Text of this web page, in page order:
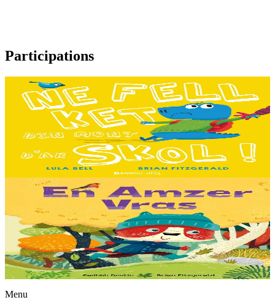
Participations
3 ans et plus
I don't want to go to school!
C'est le premier jour d'école des Souris et des Dinosaures. Ils n'ont
pas envie d'y aller. Mais quand les cours commencent, une très
grande surprise les attend…...
13,00 €
3 ans et plus
Amuigh Faoin Spéir
Samedi matin ! Quelle joie pour Lanig de se lover sur le sofa pour
regarder les dessins animés à la télé. Mais, Mammig n'est pas du tout
d'accord... C'est mal parti, mais......
En stock13,00 €
Menu